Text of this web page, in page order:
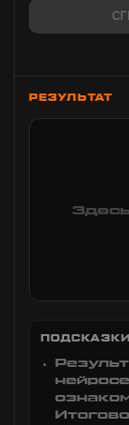
РЕЗУЛЬТАТ